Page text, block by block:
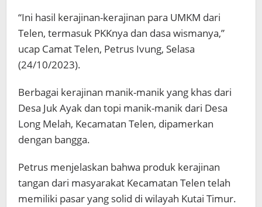
“Ini hasil kerajinan-kerajinan para UMKM dari
Telen, termasuk PKKnya dan dasa wismanya,”
ucap Camat Telen, Petrus Ivung, Selasa
(24/10/2023).
Berbagai kerajinan manik-manik yang khas dari
Desa Juk Ayak dan topi manik-manik dari Desa
Long Melah, Kecamatan Telen, dipamerkan
dengan bangga.
Petrus menjelaskan bahwa produk kerajinan
tangan dari masyarakat Kecamatan Telen telah
memiliki pasar yang solid di wilayah Kutai Timur.